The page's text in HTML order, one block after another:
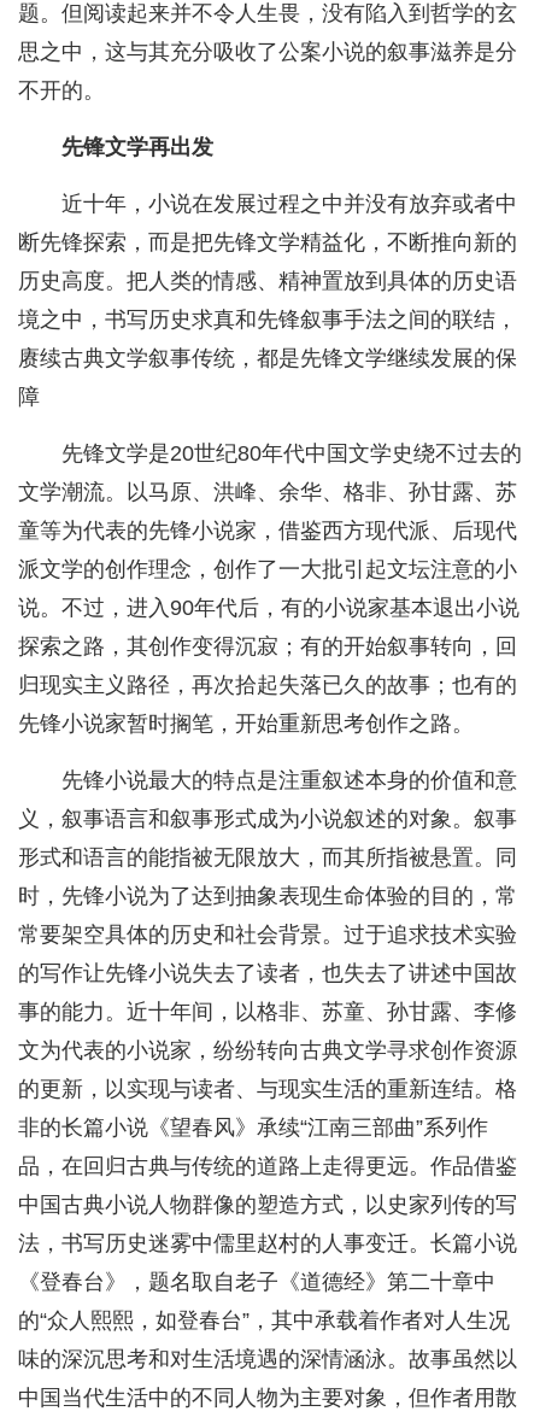
题。但阅读起来并不令人生畏，没有陷入到哲学的玄
思之中，这与其充分吸收了公案小说的叙事滋养是分
不开的。
先锋文学再出发
近十年，小说在发展过程之中并没有放弃或者中
断先锋探索，而是把先锋文学精益化，不断推向新的
历史高度。把人类的情感、精神置放到具体的历史语
境之中，书写历史求真和先锋叙事手法之间的联结，
赓续古典文学叙事传统，都是先锋文学继续发展的保
障
先锋文学是20世纪80年代中国文学史绕不过去的
文学潮流。以马原、洪峰、余华、格非、孙甘露、苏
童等为代表的先锋小说家，借鉴西方现代派、后现代
派文学的创作理念，创作了一大批引起文坛注意的小
说。不过，进入90年代后，有的小说家基本退出小说
探索之路，其创作变得沉寂；有的开始叙事转向，回
归现实主义路径，再次拾起失落已久的故事；也有的
先锋小说家暂时搁笔，开始重新思考创作之路。
先锋小说最大的特点是注重叙述本身的价值和意
义，叙事语言和叙事形式成为小说叙述的对象。叙事
形式和语言的能指被无限放大，而其所指被悬置。同
时，先锋小说为了达到抽象表现生命体验的目的，常
常要架空具体的历史和社会背景。过于追求技术实验
的写作让先锋小说失去了读者，也失去了讲述中国故
事的能力。近十年间，以格非、苏童、孙甘露、李修
文为代表的小说家，纷纷转向古典文学寻求创作资源
的更新，以实现与读者、与现实生活的重新连结。格
非的长篇小说《望春风》承续“江南三部曲”系列作
品，在回归古典与传统的道路上走得更远。作品借鉴
中国古典小说人物群像的塑造方式，以史家列传的写
法，书写历史迷雾中儒里赵村的人事变迁。长篇小说
《登春台》，题名取自老子《道德经》第二十章中
的“众人熙熙，如登春台”，其中承载着作者对人生况
味的深沉思考和对生活境遇的深情涵泳。故事虽然以
中国当代生活中的不同人物为主要对象，但作者用散